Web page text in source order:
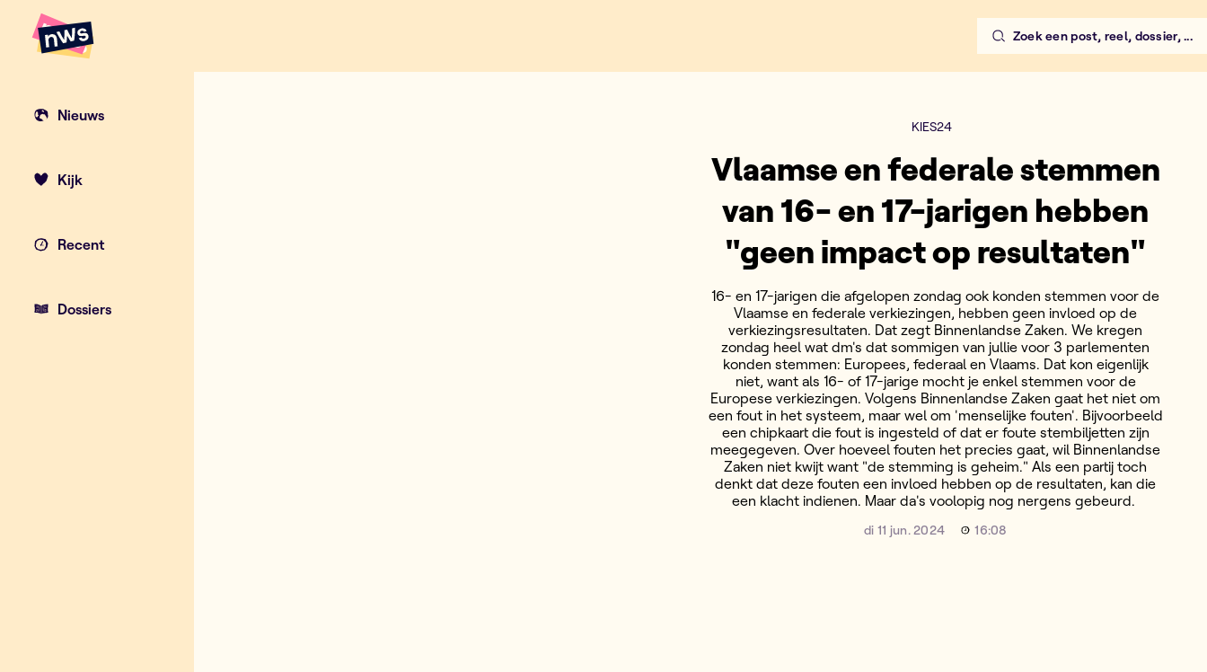
Zoek een post, reel, dossier, ...
Nieuws
Kijk
Recent
Dossiers
KIES24
Vlaamse en federale stemmen
van 16- en 17-jarigen hebben
"geen impact op resultaten"
16- en 17-jarigen die afgelopen zondag ook konden stemmen voor de
Vlaamse en federale verkiezingen, hebben geen invloed op de
verkiezingsresultaten. Dat zegt Binnenlandse Zaken. We kregen
zondag heel wat dm's dat sommigen van jullie voor 3 parlementen
konden stemmen: Europees, federaal en Vlaams. Dat kon eigenlijk
niet, want als 16- of 17-jarige mocht je enkel stemmen voor de
Europese verkiezingen. Volgens Binnenlandse Zaken gaat het niet om
een fout in het systeem, maar wel om 'menselijke fouten'. Bijvoorbeeld
een chipkaart die fout is ingesteld of dat er foute stembiljetten zijn
meegegeven. Over hoeveel fouten het precies gaat, wil Binnenlandse
Zaken niet kwijt want "de stemming is geheim." Als een partij toch
denkt dat deze fouten een invloed hebben op de resultaten, kan die
een klacht indienen. Maar da's voolopig nog nergens gebeurd.
di 11 jun. 2024 16:08